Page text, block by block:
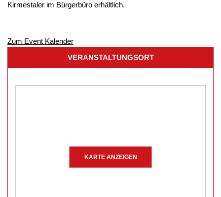
Kirmestaler im Bürgerbüro erhältlich.
Zum Event Kalender
VERANSTALTUNGSORT
KARTE ANZEIGEN